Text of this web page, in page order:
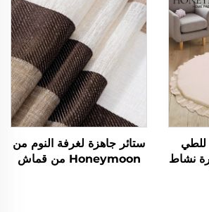
للطي
نشاط
ستائر جاهزة لغرفة النوم من
Honeymoon من قماش